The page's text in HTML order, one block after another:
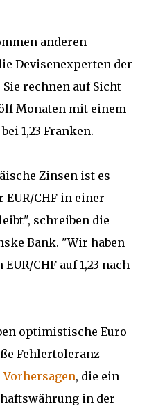
anderen
Devisenexperten der
rechnen auf Sicht
Monaten mit einem
1,23 Franken.
Zinsen ist es
CHF in einer
schreiben die
Bank. "Wir haben
CHF auf 1,23 nach
optimistische Euro-
Fehlertoleranz
Vorhersagen, die ein
in der